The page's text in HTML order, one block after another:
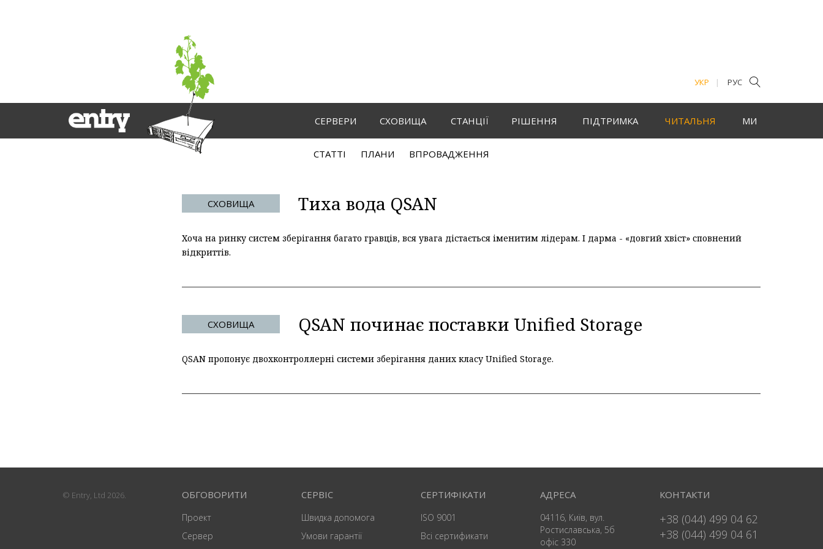
УКР РУС
СЕРВЕРИ СХОВИЩА СТАНЦІЇ РІШЕННЯ ПІДТРИМКА ЧИТАЛЬНЯ МИ
СТАТТI ПЛАНИ ВПРОВАДЖЕННЯ
СХОВИЩА Тиха вода QSAN
Хоча на ринку систем зберігання багато гравців, вся увага дістається іменитим лідерам. І дарма - «довгий хвіст» сповнений
відкриттів.
СХОВИЩА QSAN починає поставки Unified Storage
QSAN пропонує двoхконтроллернi системи зберігання даних класу Unified Storage.
ОБГОВОРИТИ
Проект
Сервер
СЕРВІС
Швидка допомога
Умови гарантії
СЕРТИФІКАТИ
ISO 9001
Всі сертификати
АДРЕСА
04116, Київ, вул.
Ростиславська, 5б
офіс 330
КОНТАКТИ
+38 (044) 499 04 62
+38 (044) 499 04 61
© Entry, Ltd 2026.